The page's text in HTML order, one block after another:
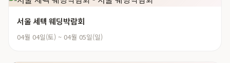
서울 세텍 웨딩박람회
04월 04일(토) ~ 04월 05일(일)